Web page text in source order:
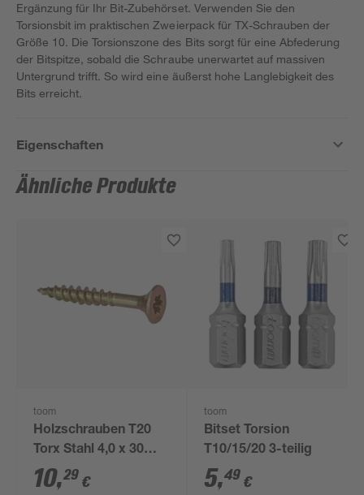
Ergänzung für Ihr Bit-Zubehörset. Verwenden Sie den
Torsionsbit im praktischen Zweierpack für TX-Schrauben der
Größe 10. Die Torsionszone des Bits sorgt für eine Abfederung
der Bitspitze, sobald die Schraube unerwartet auf massiven
Untergrund trifft. So wird eine äußerst hohe Langlebigkeit des
Bits erreicht.
Eigenschaften
Ähnliche Produkte
toom
Holzschrauben T20
Torx Stahl 4,0 x 30
mm 100 Stück
10,29 €
toom
Bitset Torsion
T10/15/20 3-teilig
5,49 €